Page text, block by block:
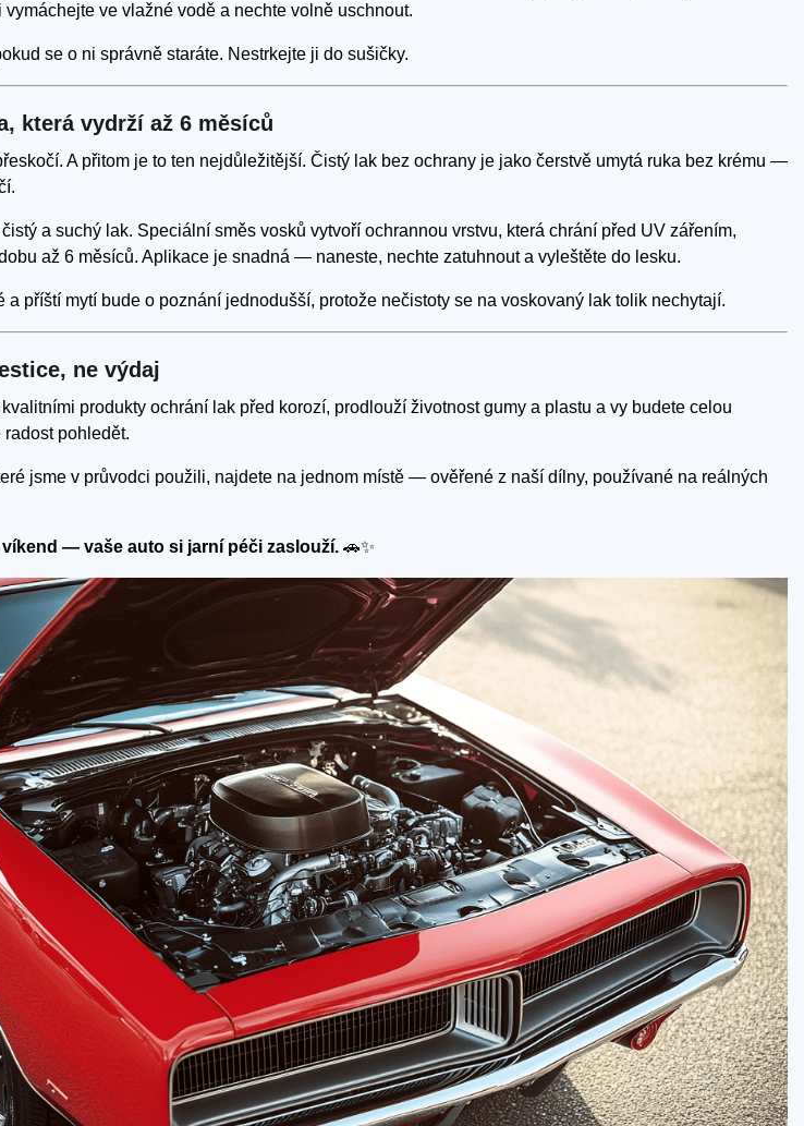
ve vlažné vodě a nechte volně uschnout.
se o ni správně staráte. Nestrkejte ji do sušičky.
která vydrží až 6 měsíců
A přitom je to ten nejdůležitější. Čistý lak bez ochrany je jako čerstvě umytá ruka bez krému —
a suchý lak. Speciální směs vosků vytvoří ochrannou vrstvu, která chrání před UV zářením,
až 6 měsíců. Aplikace je snadná — naneste, nechte zatuhnout a vyleštěte do lesku.
a příští mytí bude o poznání jednodušší, protože nečistoty se na voskovaný lak tolik nechytají.
ne výdaj
produkty ochrání lak před korozí, prodlouží životnost gumy a plastu a vy budete celou
pohledět.
jsme v průvodci použili, najdete na jednom místě — ověřené z naší dílny, používané na reálných
— vaše auto si jarní péči zaslouží.🚗✨